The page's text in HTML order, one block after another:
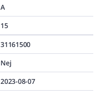
A
15
31161500
Nej
2023-08-07